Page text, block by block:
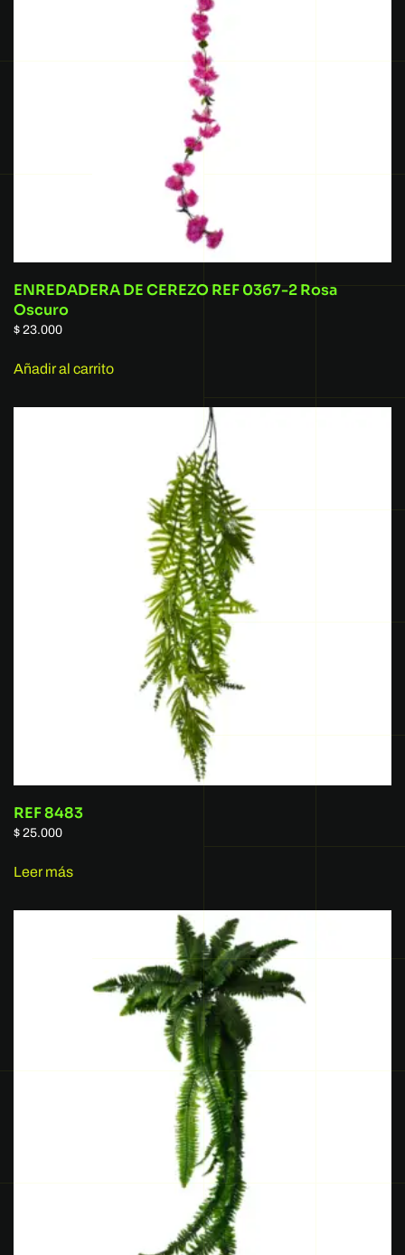
ENREDADERA DE CEREZO REF 0367-2 Rosa
Oscuro
$ 23.000
Añadir al carrito
REF 8483
$ 25.000
Leer más